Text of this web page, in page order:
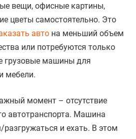
вещи, офисные картины,
цветы самостоятельно. Это
авто на меньший объем
или потребуются только
грузовые машины для
мебели.
момент – отсутствие
автотранспорта. Машина
и ехать. В этом